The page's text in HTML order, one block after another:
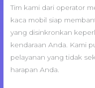
Tim kami dari operator
kaca mobil siap
yang disinkronkan
kendaraan Anda. Kami
pelayanan yang tidak
harapan Anda.